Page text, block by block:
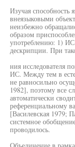
Изучая способность
внеязыковыми
неизбежно
образом
употреблению: 1)
дескрипции. При
ния исследователя
ИС. Между тем в
не равносильно
1982], поэтому все
автоматически
референциальному
[Василевская 1979;
системное
проводилось.